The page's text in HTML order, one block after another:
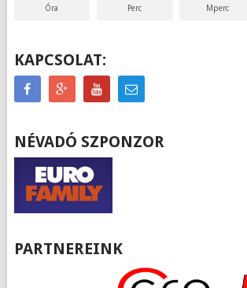
Óra Perc Mperc
KAPCSOLAT:
NÉVADÓ SZPONZOR
PARTNEREINK